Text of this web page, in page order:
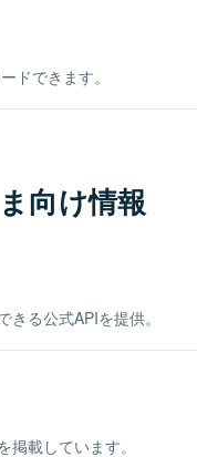
ドできます。
向け情報
る公式APIを提供。
載しています。